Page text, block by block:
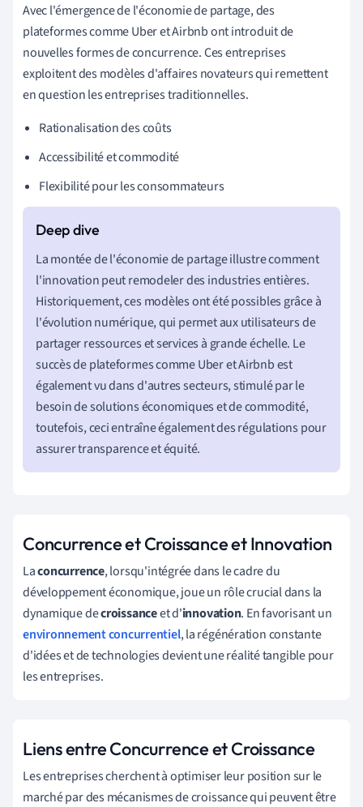
Avec l'émergence de l'économie de partage, des
plateformes comme Uber et Airbnb ont introduit de
nouvelles formes de concurrence. Ces entreprises
exploitent des modèles d'affaires novateurs qui remettent
en question les entreprises traditionnelles.
Rationalisation des coûts
Accessibilité et commodité
Flexibilité pour les consommateurs
La montée de l'économie de partage illustre comment
l'innovation peut remodeler des industries entières.
Historiquement, ces modèles ont été possibles grâce à
l'évolution numérique, qui permet aux utilisateurs de
partager ressources et services à grande échelle. Le
succès de plateformes comme Uber et Airbnb est
également vu dans d'autres secteurs, stimulé par le
besoin de solutions économiques et de commodité,
toutefois, ceci entraîne également des régulations pour
assurer transparence et équité.
Concurrence et Croissance et Innovation
Laconcurrence, lorsqu'intégrée dans le cadre du
développement économique, joue un rôle crucial dans la
dynamique decroissanceet d'innovation. En favorisant un
environnement concurrentiel, la régénération constante
d'idées et de technologies devient une réalité tangible pour
les entreprises.
Liens entre Concurrence et Croissance
Les entreprises cherchent à optimiser leur position sur le
marché par des mécanismes de croissance qui peuvent être